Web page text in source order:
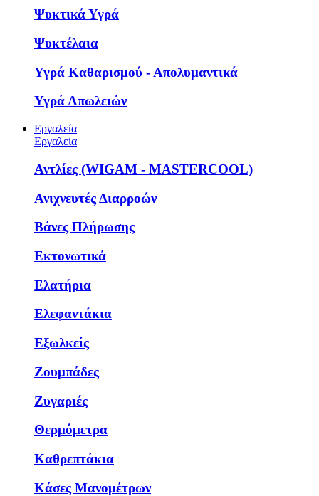
Ψυκτικά Υγρά
Ψυκτέλαια
Υγρά Καθαρισμού - Απολυμαντικά
Υγρά Απωλειών
Εργαλεία
Εργαλεία
Αντλίες (WIGAM - MASTERCOOL)
Ανιχνευτές Διαρροών
Βάνες Πλήρωσης
Εκτονωτικά
Ελατήρια
Ελεφαντάκια
Εξωλκείς
Ζουμπάδες
Ζυγαριές
Θερμόμετρα
Καθρεπτάκια
Κάσες Μανομέτρων